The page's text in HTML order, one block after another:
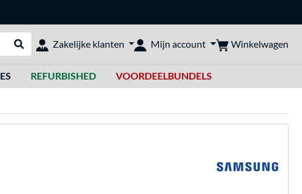
Webshop doorzoeken
Zakelijke klanten Mijn account Winkelwagen
REFURBISHED VOORDEELBUNDELS